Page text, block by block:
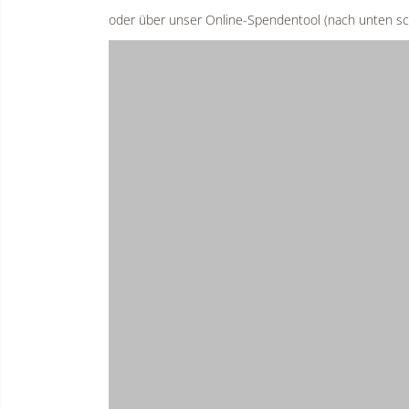
oder über unser Online-Spendentool (nach unten